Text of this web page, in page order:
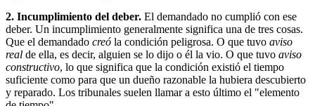
2. Incumplimiento del deber. El demandado no cumplió con ese
deber. Un incumplimiento generalmente significa una de tres cosas.
Que el demandado creó la condición peligrosa. O que tuvo aviso
real de ella, es decir, alguien se lo dijo o él la vio. O que tuvo aviso
constructivo, lo que significa que la condición existió el tiempo
suficiente como para que un dueño razonable la hubiera descubierto
y reparado. Los tribunales suelen llamar a esto último el "elemento